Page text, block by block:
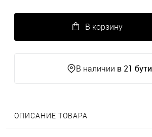
В корзину
В наличии в 21
ОПИСАНИЕ ТОВАРА